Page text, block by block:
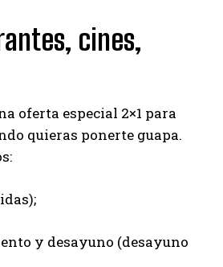
cines,
oferta especial 2×1 para
quieras ponerte guapa.
y desayuno (desayuno